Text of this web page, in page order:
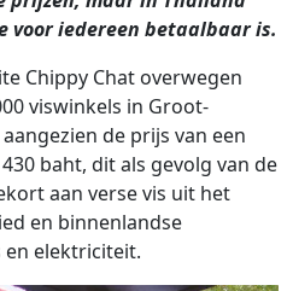
iedereen betaalbaar is.
Chippy Chat overwegen
viswinkels in Groot-
de prijs van een
baht, dit als gevolg van de
aan verse vis uit het
en binnenlandse
elektriciteit.